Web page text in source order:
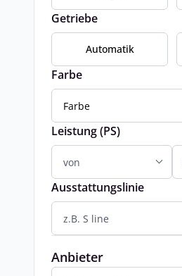
Getriebe
Automatik
Farbe
Farbe
Leistung (PS)
Ausstattungslinie
Anbieter